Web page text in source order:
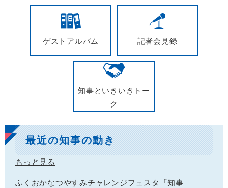
ゲストアルバム 記者会見録
知事といきいきトー
ク
最近の知事の動き
もっと見る
ふくおかなつやすみチャレンジフェスタ「知事